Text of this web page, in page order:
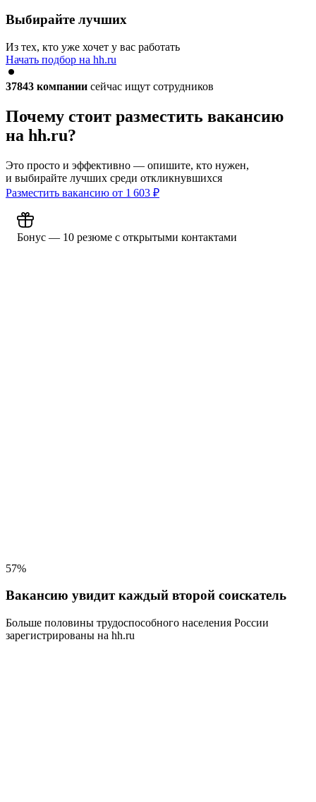
Выбирайте лучших
Из тех, кто уже хочет у вас работать
Начать подбор на hh.ru
37843 компании сейчас ищут сотрудников
Почему стоит разместить вакансию
на hh.ru?
Это просто и эффективно — опишите, кто нужен,
и выбирайте лучших среди откликнувшихся
Разместить вакансию от 1 603 ₽
Бонус — 10 резюме с открытыми контактами
57%
Вакансию увидит каждый второй соискатель
Больше половины трудоспособного населения России
зарегистрированы на hh.ru